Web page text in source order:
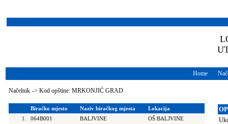
Home
Načelnik -> Kod opštine: MRKONJIĆ GRAD
Biračko mjesto Naziv biračkog mjesta
Lokacija
1.
064B001 BALJVINE OŠ BALJVINE